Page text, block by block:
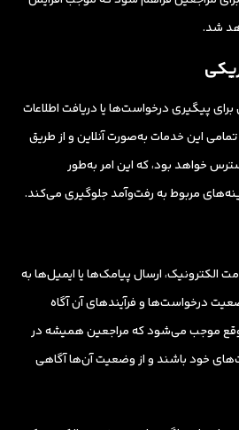
شد.
پیگیری درخواست‌ها یا دریافت اطلاعات
این خدمات به‌صورت آنلاین و از طریق
خواهد بود، که این امر به‌طور
مربوط به رفت‌وآمد جلوگیری می‌کند.
الکترونیک، ارسال پیامک‌ها یا ایمیل‌ها به
درخواست‌ها و فرآیندهای آن آگاه
موجب می‌شود که مراجعین همیشه در
خود باشند و از وضعیت آن‌ها آگاهی